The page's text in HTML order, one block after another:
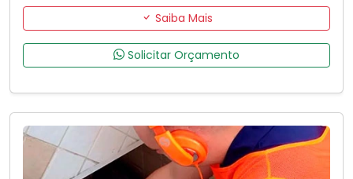
Saiba Mais
Solicitar Orçamento